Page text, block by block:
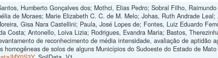
Humberto Gonçalves dos; Mothci, Elias Pedro; Sobral Filho,
de Moraes; Marie Elizabeth C. C. de M. Melo; Johas, Ruth Andrade
Gisa Nara Castellini; Paula, José Lopes de; Fontes, Luiz Eduardo
Costa; Antonello, Loiva Lizia; Rodrigues, Evandra Maria; Bastos,
de reconhecimento de média intensidade, avaliação de aptidão
homogêneas de solos de alguns Municípios do Sudoeste do Estado de Mato